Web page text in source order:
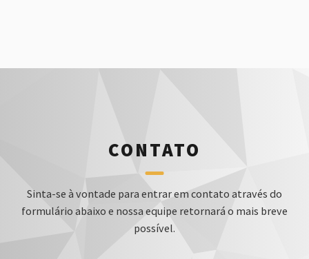
CONTATO
Sinta-se à vontade para entrar em contato através do
formulário abaixo e nossa equipe retornará o mais breve
possível.